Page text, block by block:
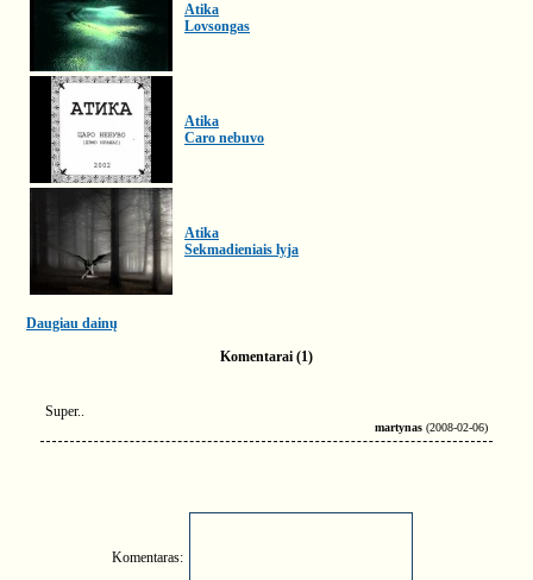
Atika
Lovsongas
Atika
Caro nebuvo
Atika
Sekmadieniais lyja
Daugiau dainų
Komentarai (1)
Super..
martynas (2008-02-06)
Komentaras: